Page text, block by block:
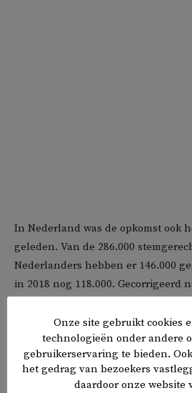
In Nederland was de opkomst ook
geleden. Van de 286.000
Nederlanders hebben er 146.000
in 2018 nog 118.000. Gecorrigeerd
4,17 procent hoger.
Stemmen bij de Turkse douanes
Onze site gebruikt cookies
technologieën onder andere
gebruikerservaring te bieden.
het gedrag van bezoekers
daardoor onze website